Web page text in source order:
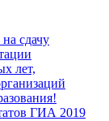
сдачу
лет,
ГИА 2019